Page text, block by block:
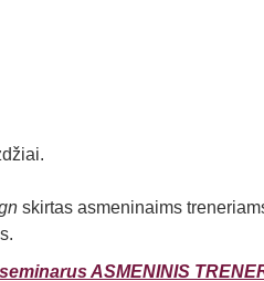
skirtas asmeninaims
ASMENINIS